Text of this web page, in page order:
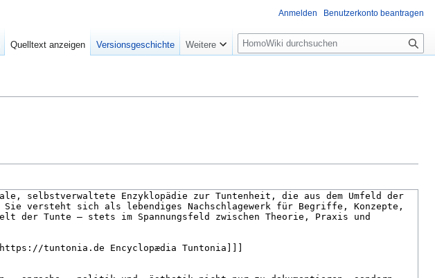
Anmelden Benutzerkonto beantragen
Quelltext anzeigen Versionsgeschichte Weitere
Suche